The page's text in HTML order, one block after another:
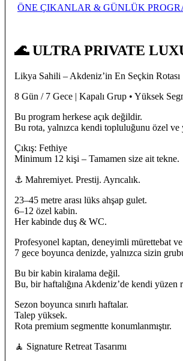
ÖNE ÇIKANLAR & GÜNLÜK
🌊 ULTRA PRIVATE
Likya Sahili – Akdeniz’in En Seçkin Rotası
8 Gün / 7 Gece | Kapalı Grup • Yüksek
Bu program herkese açık değildir.
Bu rota, yalnızca kendi topluluğunu özel ve
Çıkış: Fethiye
Minimum 12 kişi – Tamamen size ait tekne.
⚓ Mahremiyet. Prestij. Ayrıcalık.
23–45 metre arası lüks ahşap gulet.
6–12 özel kabin.
Her kabinde duş & WC.
Profesyonel kaptan, deneyimli mürettebat ve
7 gece boyunca denizde, yalnızca sizin
Bu bir kabin kiralama değil.
Bu, bir haftalığına Akdeniz’de kendi yüzen
Sezon boyunca sınırlı haftalar.
Talep yüksek.
Rota premium segmentte konumlanmıştır.
🧘 Signature Retreat Tasarımı